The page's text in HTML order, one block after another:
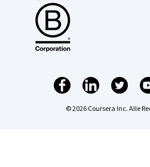
© 2026 Coursera Inc. Alle